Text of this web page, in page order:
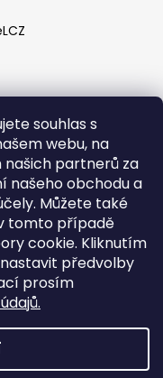
souhlas s
webu, na
partnerů za
našeho obchodu a
Můžete také
tomto případě
cookie. Kliknutím
předvolby
prosím